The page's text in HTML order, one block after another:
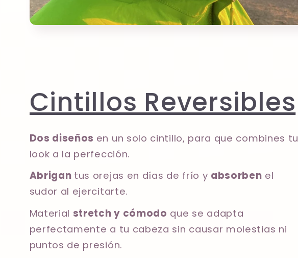
Cintillos Reversibles
Dos diseños en un solo cintillo, para que combines tu
look a la perfección.
Abrigan tus orejas en días de frío y absorben el
sudor al ejercitarte.
Material stretch y cómodo que se adapta
perfectamente a tu cabeza sin causar molestias ni
puntos de presión.